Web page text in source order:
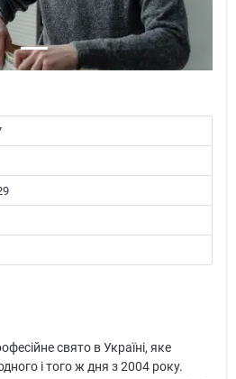
свято в Україні, яке
і того ж дня з 2004 року.